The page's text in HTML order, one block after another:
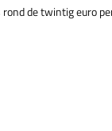
de twintig euro